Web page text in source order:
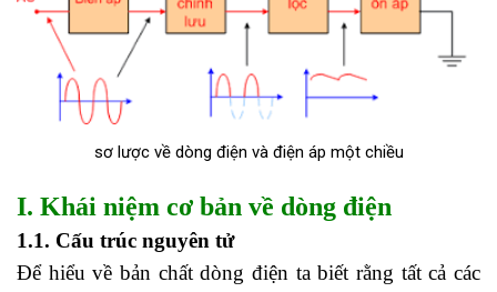
sơ lược về dòng điện và điện áp một chiều
I. Khái niệm cơ bản về dòng điện
1.1. Cấu trúc nguyên tử
Để hiểu về bản chất dòng điện ta biết rằng tất cả các